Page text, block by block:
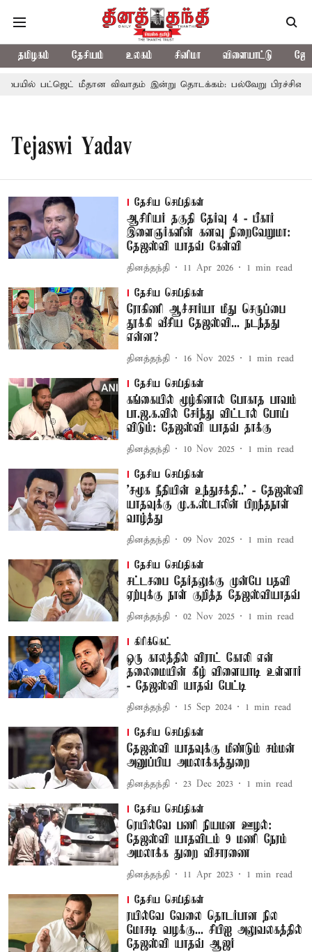
தமிழகம் தேசியம் உலகம் சினிமா விளையாட்டு
பட்ஜெட் மீதான விவாதம் இன்று தொடக்கம்: பல்வேறு
Tejaswi Yadav
தேசிய செய்திகள்
ஆசிரியர் தகுதி தேர்வு 4 - பீகார்
இளைஞர்களின் கனவு நிறைவேறுமா:
தேஜஸ்வி யாதவ் கேள்வி
தினத்தந்தி 11 Apr 2026 1 min read
தேசிய செய்திகள்
ரோகிணி ஆச்சார்யா மீது செருப்பை
தூக்கி வீசிய தேஜஸ்வி... நடந்தது
என்ன?
தினத்தந்தி 16 Nov 2025 1 min read
தேசிய செய்திகள்
கங்கையில் மூழ்கினால் போகாத பாவம்
பா.ஜ.க.வில் சேர்ந்து விட்டால் போய்
விடும்: தேஜஸ்வி யாதவ் தாக்கு
தினத்தந்தி 10 Nov 2025 1 min read
தேசிய செய்திகள்
’சமூக நீதியின் உந்துசக்தி..’ - தேஜஸ்வி
யாதவுக்கு மு.க.ஸ்டாலின் பிறந்தநாள்
வாழ்த்து
தினத்தந்தி 09 Nov 2025 1 min read
தேசிய செய்திகள்
சட்டசபை தேர்தலுக்கு முன்பே பதவி
ஏற்புக்கு நாள் குறித்த தேஜஸ்வியாதவ்
தினத்தந்தி 02 Nov 2025 1 min read
கிரிக்கெட்
ஒரு காலத்தில் விராட் கோலி என்
தலைமையின் கீழ் விளையாடி உள்ளார்
- தேஜஸ்வி யாதவ் பேட்டி
தினத்தந்தி 15 Sep 2024 1 min read
தேசிய செய்திகள்
தேஜஸ்வி யாதவுக்கு மீண்டும் சம்மன்
அனுப்பிய அமலாக்கத்துறை
தினத்தந்தி 23 Dec 2023 1 min read
தேசிய செய்திகள்
ரெயில்வே பணி நியமன ஊழல்:
தேஜஸ்வி யாதவிடம் 9 மணி நேரம்
அமலாக்க துறை விசாரணை
தினத்தந்தி 11 Apr 2023 1 min read
தேசிய செய்திகள்
ரயில்வே வேலை தொடர்பான நில
மோசடி வழக்கு... சிபிஐ அலுவலகத்தில்
தேஜஸ்வி யாதவ் ஆஜர்